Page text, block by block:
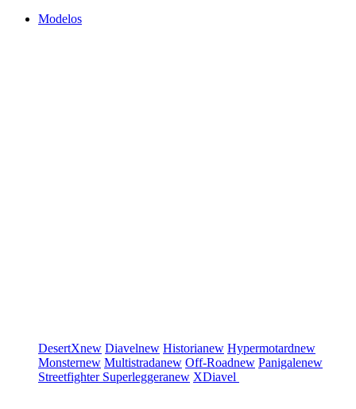
Modelos
DesertXnew Diavelnew Historianew Hypermotardnew
Monsternew Multistradanew Off-Roadnew Panigalenew
Streetfighter Superleggeranew XDiavel